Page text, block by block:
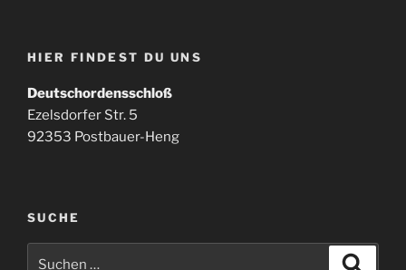
HIER FINDEST DU UNS
Deutschordensschloß
Ezelsdorfer Str. 5
92353 Postbauer-Heng
SUCHE